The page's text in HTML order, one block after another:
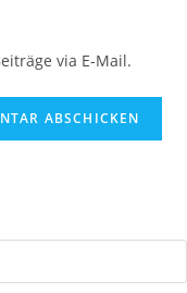
via E-Mail.